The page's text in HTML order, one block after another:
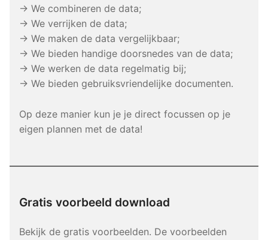
→ We combineren de data;
→ We verrijken de data;
→ We maken de data vergelijkbaar;
→ We bieden handige doorsnedes van de data;
→ We werken de data regelmatig bij;
→ We bieden gebruiksvriendelijke documenten.
Op deze manier kun je je direct focussen op je
eigen plannen met de data!
Gratis voorbeeld download
Bekijk de gratis voorbeelden. De voorbeelden